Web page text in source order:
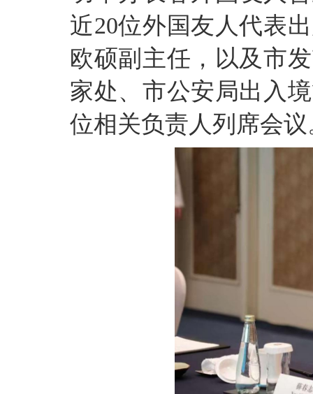
近20位外国友人代表
欧硕副主任，以及市
家处、市公安局出入
位相关负责人列席会议